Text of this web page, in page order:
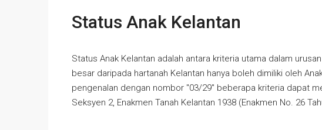
Status Anak Kelantan
Status Anak Kelantan adalah antara kriteria utama dalam
besar daripada hartanah Kelantan hanya boleh dimiliki oleh
pengenalan dengan nombor "03/29" beberapa kriteria dapat
Seksyen 2, Enakmen Tanah Kelantan 1938 (Enakmen No. 26